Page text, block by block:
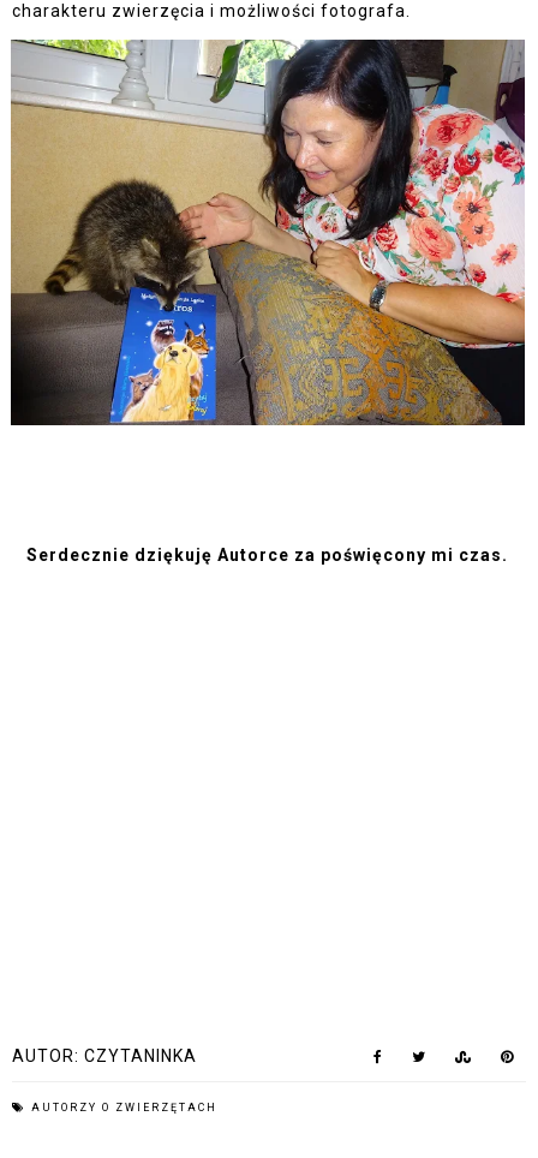
charakteru zwierzęcia i możliwości fotografa.
Serdecznie dziękuję Autorce za poświęcony mi czas.
AUTOR: CZYTANINKA
AUTORZY O ZWIERZĘTACH